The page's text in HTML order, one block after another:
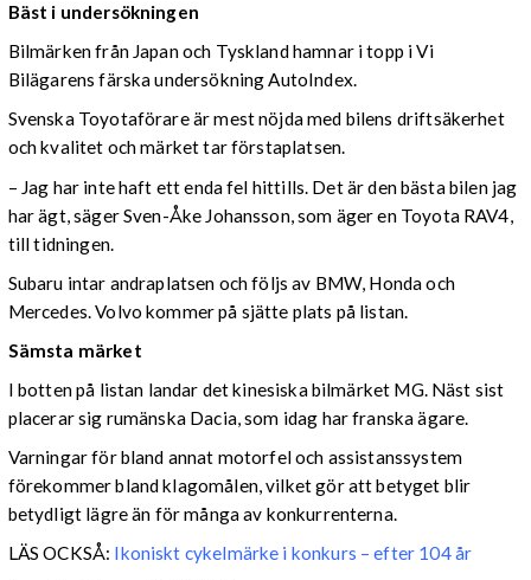
Bäst i undersökningen
Bilmärken från Japan och Tyskland hamnar i topp i Vi
Bilägarens färska undersökning AutoIndex.
Svenska Toyotaförare är mest nöjda med bilens driftsäkerhet
och kvalitet och märket tar förstaplatsen.
– Jag har inte haft ett enda fel hittills. Det är den bästa bilen jag
har ägt, säger Sven-Åke Johansson, som äger en Toyota RAV4,
till tidningen.
Subaru intar andraplatsen och följs av BMW, Honda och
Mercedes. Volvo kommer på sjätte plats på listan.
Sämsta märket
I botten på listan landar det kinesiska bilmärket MG. Näst sist
placerar sig rumänska Dacia, som idag har franska ägare.
Varningar för bland annat motorfel och assistanssystem
förekommer bland klagomålen, vilket gör att betyget blir
betydligt lägre än för många av konkurrenterna.
LÄS OCKSÅ: Ikoniskt cykelmärke i konkurs – efter 104 år